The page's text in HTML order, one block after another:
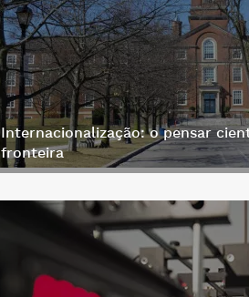
Internacionalização: o pensar
fronteira